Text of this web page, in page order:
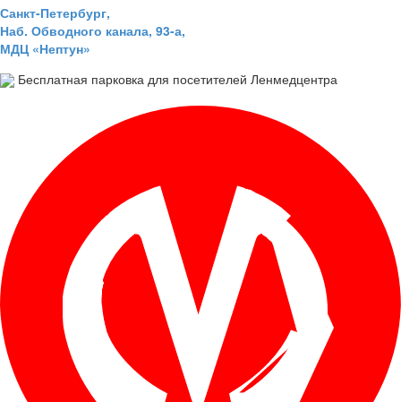
Санкт-Петербург,
Наб. Обводного канала, 93-а,
МДЦ «Нептун»
Бесплатная парковка для посетителей Ленмедцентра